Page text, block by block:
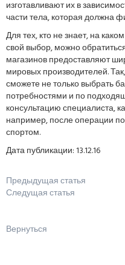
изготавливают их в
части тела, которая должна
Для тех, кто не знает, на
свой выбор, можно
магазинов предоставляют
мировых производителей.
сможете не только выбрать
потребностями и по
консультацию специалиста,
например, после операции
спортом.
Дата публикации: 13.12.16
Предыдущая статья
Следущая статья
Вернуться